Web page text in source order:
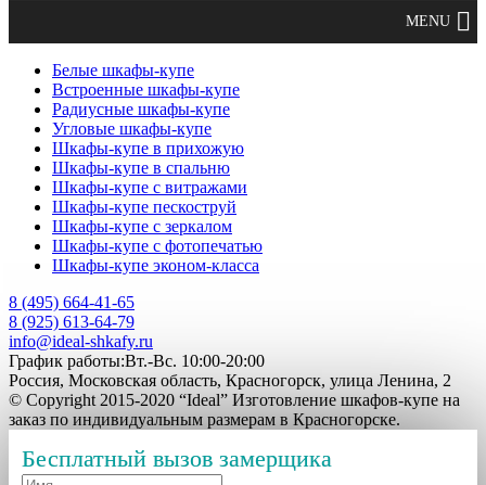
Белые шкафы-купе
Встроенные шкафы-купе
Радиусные шкафы-купе
Угловые шкафы-купе
Шкафы-купе в прихожую
Шкафы-купе в спальню
Шкафы-купе с витражами
Шкафы-купе пескоструй
Шкафы-купе с зеркалом
Шкафы-купе с фотопечатью
Шкафы-купе эконом-класса
8 (495) 664-41-65
8 (925) 613-64-79
info@ideal-shkafy.ru
График работы:Вт.-Вс. 10:00-20:00
Россия, Московская область, Красногорск, улица Ленина, 2
© Copyright 2015-2020 “Ideal” Изготовление шкафов-купе на
заказ по индивидуальным размерам в Красногорске.
Бесплатный вызов замерщика